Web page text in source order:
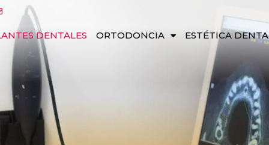
DENTALES ORTODONCIA ESTÉTICA